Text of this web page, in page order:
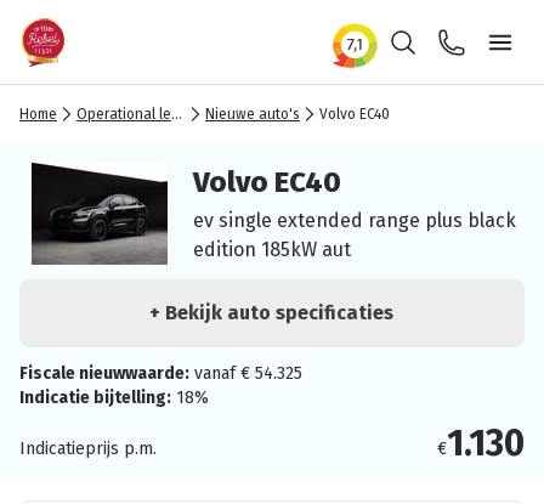
ZoekenContact
Home Operational lease Nieuwe auto's Volvo EC40
Volvo EC40
ev single extended range plus black
edition 185kW aut
+ Bekijk auto specificaties
Fiscale nieuwwaarde: vanaf € 54.325
Indicatie bijtelling: 18%
Indicatieprijs p.m. €1.130